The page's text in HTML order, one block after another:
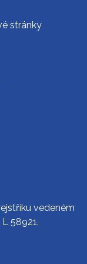
stránky
vedeném
58921.